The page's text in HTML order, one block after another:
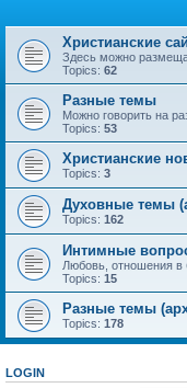
Христианские
Здесь можно
Topics: 62
Разные темы
Можно говорить на
Topics: 53
Христианские
Topics: 3
Духовные темы
Topics: 162
Интимные
Любовь, отношения в
Topics: 15
Разные темы
Topics: 178
LOGIN